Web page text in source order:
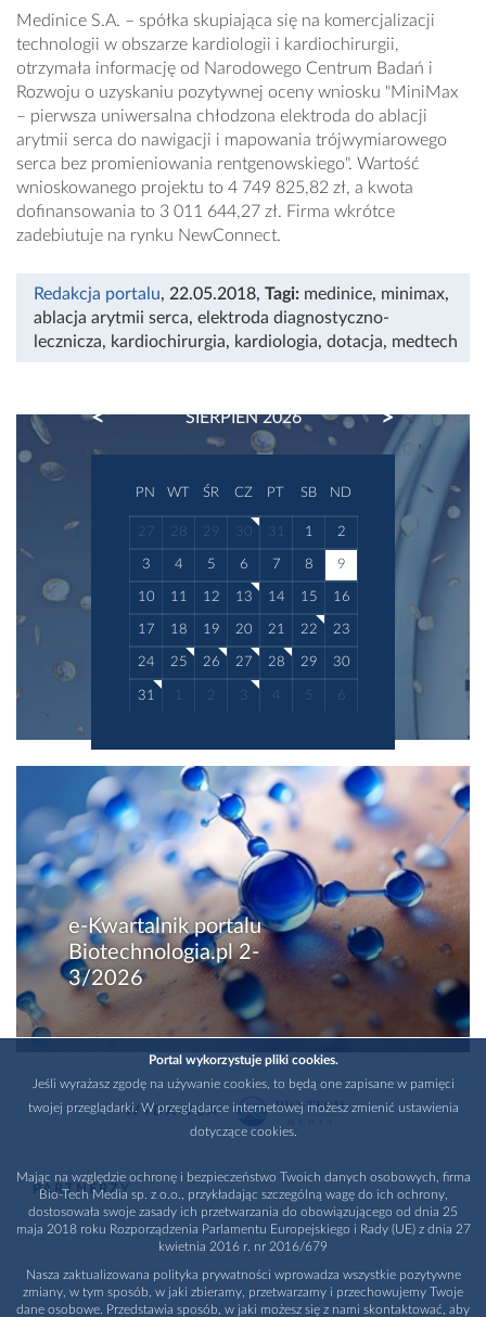
Medinice S.A. – spółka skupiająca się na komercjalizacji
technologii w obszarze kardiologii i kardiochirurgii,
otrzymała informację od Narodowego Centrum Badań i
Rozwoju o uzyskaniu pozytywnej oceny wniosku "MiniMax
– pierwsza uniwersalna chłodzona elektroda do ablacji
arytmii serca do nawigacji i mapowania trójwymiarowego
serca bez promieniowania rentgenowskiego". Wartość
wnioskowanego projektu to 4 749 825,82 zł, a kwota
dofinansowania to 3 011 644,27 zł. Firma wkrótce
zadebiutuje na rynku NewConnect.
Redakcja portalu, 22.05.2018, Tagi: medinice, minimax,
ablacja arytmii serca, elektroda diagnostyczno-
lecznicza, kardiochirurgia, kardiologia, dotacja, medtech
SIERPIEŃ 2026
PREVIOUS NEXT
PN WT ŚR CZ PT SB ND
27 28 29 30 31 1 2
3 4 5 6 7 8 9
10 11 12 13 14 15 16
17 18 19 20 21 22 23
24 25 26 27 28 29 30
31 1 2 3 4 5 6
e-Kwartalnik portalu
Biotechnologia.pl 2-
3/2026
WYDAWCA
PARTNERZY
Portal wykorzystuje pliki cookies.
Jeśli wyrażasz zgodę na używanie cookies, to będą one zapisane w pamięci
twojej przeglądarki. W przeglądarce internetowej możesz zmienić ustawienia
dotyczące cookies.
Mając na względzie ochronę i bezpieczeństwo Twoich danych osobowych, firma
Bio-Tech Media sp. z o.o., przykładając szczególną wagę do ich ochrony,
dostosowała swoje zasady ich przetwarzania do obowiązującego od dnia 25
maja 2018 roku Rozporządzenia Parlamentu Europejskiego i Rady (UE) z dnia 27
kwietnia 2016 r. nr 2016/679
Nasza zaktualizowana polityka prywatności wprowadza wszystkie pozytywne
zmiany, w tym sposób, w jaki zbieramy, przetwarzamy i przechowujemy Twoje
dane osobowe. Przedstawia sposób, w jaki możesz się z nami skontaktować, aby